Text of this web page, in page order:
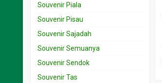
Souvenir Piala
Souvenir Pisau
Souvenir Sajadah
Souvenir Semuanya
Souvenir Sendok
Souvenir Tas